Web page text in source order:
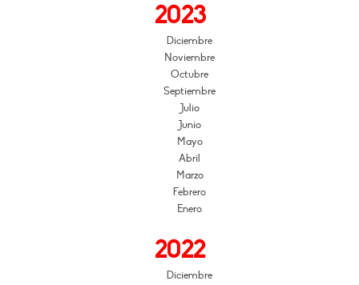
2023
Diciembre
Noviembre
Octubre
Septiembre
Julio
Junio
Mayo
Abril
Marzo
Febrero
Enero
2022
Diciembre